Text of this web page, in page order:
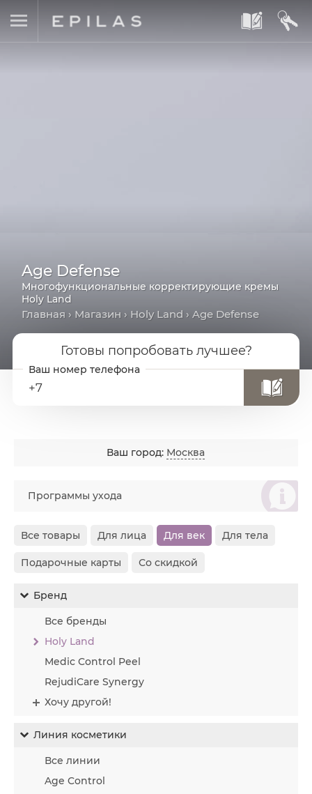
A B
Age Defense
Многофункциональные корректирующие кремы
Holy Land
Главная › Магазин › Holy Land › Age Defense
Готовы попробовать лучшее?
+7
Ваш город: Москва
စ
Программы ухода
Все товары Для лица Для век Для тела
Подарочные карты Со скидкой
Бренд
Все бренды
Holy Land
Medic Control Peel
RejudiCare Synergy
Хочу другой!
Линия косметики
Все линии
Age Control